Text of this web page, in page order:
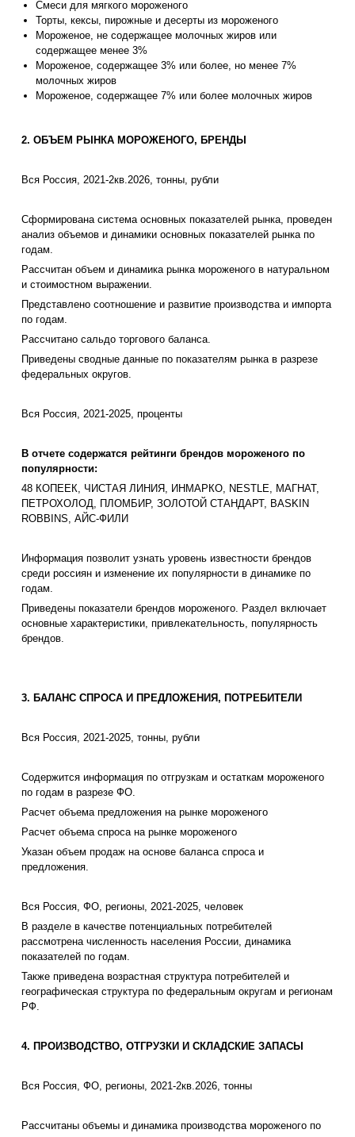
Смеси для мягкого мороженого
Торты, кексы, пирожные и десерты из мороженого
Мороженое, не содержащее молочных жиров или
содержащее менее 3%
Мороженое, содержащее 3% или более, но менее 7%
молочных жиров
Мороженое, содержащее 7% или более молочных жиров
2. ОБЪЕМ РЫНКА МОРОЖЕНОГО, БРЕНДЫ
Вся Россия, 2021-2кв.2026, тонны, рубли
Сформирована система основных показателей рынка, проведен
анализ объемов и динамики основных показателей рынка по
годам.
Рассчитан объем и динамика рынка мороженого в натуральном
и стоимостном выражении.
Представлено соотношение и развитие производства и импорта
по годам.
Рассчитано сальдо торгового баланса.
Приведены сводные данные по показателям рынка в разрезе
федеральных округов.
Вся Россия, 2021-2025, проценты
В отчете содержатся рейтинги брендов мороженого по
популярности:
48 КОПЕЕК, ЧИСТАЯ ЛИНИЯ, ИНМАРКО, NESTLE, МАГНАТ,
ПЕТРОХОЛОД, ПЛОМБИР, ЗОЛОТОЙ СТАНДАРТ, BASKIN
ROBBINS, АЙС-ФИЛИ
Информация позволит узнать уровень известности брендов
среди россиян и изменение их популярности в динамике по
годам.
Приведены показатели брендов мороженого. Раздел включает
основные характеристики, привлекательность, популярность
брендов.
3. БАЛАНС СПРОСА И ПРЕДЛОЖЕНИЯ, ПОТРЕБИТЕЛИ
Вся Россия, 2021-2025, тонны, рубли
Содержится информация по отгрузкам и остаткам мороженого
по годам в разрезе ФО.
Расчет объема предложения на рынке мороженого
Расчет объема спроса на рынке мороженого
Указан объем продаж на основе баланса спроса и
предложения.
Вся Россия, ФО, регионы, 2021-2025, человек
В разделе в качестве потенциальных потребителей
рассмотрена численность населения России, динамика
показателей по годам.
Также приведена возрастная структура потребителей и
географическая структура по федеральным округам и регионам
РФ.
4. ПРОИЗВОДСТВО, ОТГРУЗКИ И СКЛАДСКИЕ ЗАПАСЫ
Вся Россия, ФО, регионы, 2021-2кв.2026, тонны
Рассчитаны объемы и динамика производства мороженого по